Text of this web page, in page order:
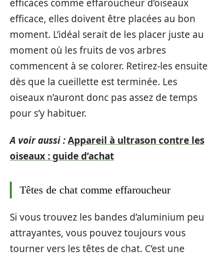
efficaces comme effaroucheur d’oiseaux
efficace, elles doivent être placées au bon
moment. L’idéal serait de les placer juste au
moment où les fruits de vos arbres
commencent à se colorer. Retirez-les ensuite
dès que la cueillette est terminée. Les
oiseaux n’auront donc pas assez de temps
pour s’y habituer.
A voir aussi :Appareil à ultrason contre les
oiseaux : guide d’achat
Têtes de chat comme effaroucheur
Si vous trouvez les bandes d’aluminium peu
attrayantes, vous pouvez toujours vous
tourner vers les têtes de chat. C’est une